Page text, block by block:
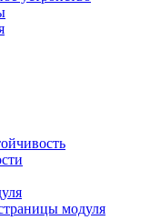
модуля